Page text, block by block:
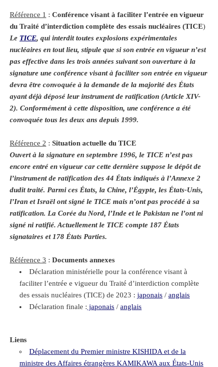
Référence 1 : Conférence visant à faciliter l’entrée en vigueur
du Traité d’interdiction complète des essais nucléaires (TICE)
Le TICE, qui interdit toutes explosions expérimentales
nucléaires en tout lieu, stipule que si son entrée en vigueur n’est
pas effective dans les trois années suivant son ouverture à la
signature une conférence visant à faciliter son entrée en vigueur
devra être convoquée à la demande de la majorité des États
ayant déjà déposé leur instrument de ratification (Article XIV-
2). Conformément à cette disposition, une conférence a été
convoquée tous les deux ans depuis 1999.
Référence 2 : Situation actuelle du TICE
Ouvert à la signature en septembre 1996, le TICE n’est pas
encore entré en vigueur car cette dernière suppose le dépôt de
l’instrument de ratification des 44 États indiqués à l’Annexe 2
dudit traité. Parmi ces États, la Chine, l’Égypte, les États-Unis,
l’Iran et Israël ont signé le TICE mais n’ont pas procédé à sa
ratification. La Corée du Nord, l’Inde et le Pakistan ne l’ont ni
signé ni ratifié. Actuellement le TICE compte 187 États
signataires et 178 États Parties.
Référence 3 : Documents annexes
Déclaration ministérielle pour la conférence visant à
faciliter l’entrée e vigueur du Traité d’interdiction complète
des essais nucléaires (TICE) de 2023 : japonais / anglais
Déclaration finale : japonais /anglais
Liens
Déplacement du Premier ministre KISHIDA et de la
ministre des Affaires étrangères KAMIKAWA aux États-Unis